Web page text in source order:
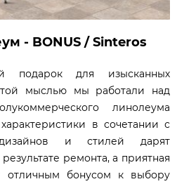
- BONUS / Sinteros
подарок для изысканных
мыслью мы работали над
линолеума
в сочетании с
и стилей дарят
ремонта, а приятная
отличным бонусом к выбору